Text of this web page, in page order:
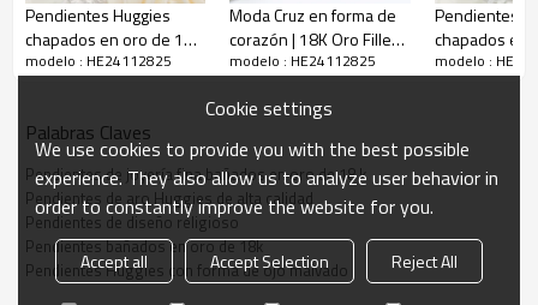
Pendientes Huggies
chapados en oro de 18
quilates Flecha de
Creyentes Joyería de
Alta Calidad
modelo : HE24112825
Moda Cruz en forma de
corazón | 18K Oro Filled
Huggies Pendientes |
Oro Laminado Para
modelo : HE24112825
Pendientes
chapados en
quilates con
modelo :
Palabras Claves
Pendientes de joyería fina bañados en oro de 18 k
Pendientes de aro Huggies de alta calidad
Pendientes de diseño religioso
Pendientes bañados en oro de 18k
Pendientes Huggies con forma de ojo malvado
Cookie settings
We use cookies to provide you with the best possible
experience. They also allow us to analyze user behavior in
order to constantly improve the website for you.
Accept all Accept Selection
Reject All